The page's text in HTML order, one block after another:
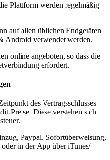
Plattform werden regelmäßig
auf allen üblichen Endgeräten
Android verwendet werden.
online angeboten, so dass die
erfordert.
des Vertragsschlusses
Preise. Diese verstehen sich
Paypal. Sofortüberweisung,
in der App über iTunes/